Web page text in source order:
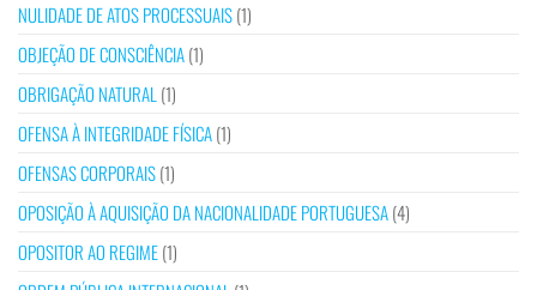
NULIDADE DE ATOS PROCESSUAIS(1)
OBJEÇÃO DE CONSCIÊNCIA(1)
OBRIGAÇÃO NATURAL (1)
OFENSA À INTEGRIDADE FÍSICA(1)
OFENSAS CORPORAIS(1)
OPOSIÇÃO À AQUISIÇÃO DA NACIONALIDADE PORTUGUESA(4)
OPOSITOR AO REGIME(1)